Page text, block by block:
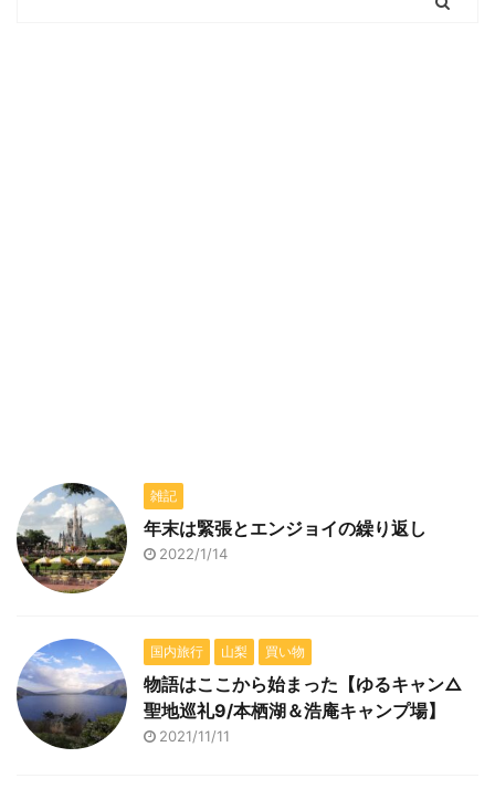
雑記
年末は緊張とエンジョイの繰り返し
2022/1/14
国内旅行 山梨 買い物
物語はここから始まった【ゆるキャン△
聖地巡礼9/本栖湖＆浩庵キャンプ場】
2021/11/11